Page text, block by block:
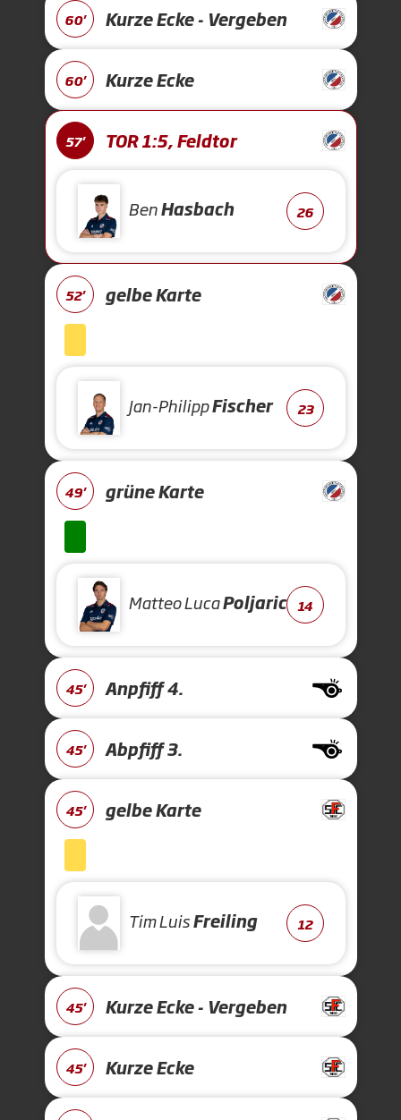
60' Kurze Ecke - Vergeben
60' Kurze Ecke
57' TOR 1:5, Feldtor
BenHasbach 26
52' gelbe Karte
Jan-PhilippFischer 23
49' grüne Karte
Matteo LucaPoljaric 14
45' Anpfiff 4.
45' Abpfiff 3.
45' gelbe Karte
Tim LuisFreiling 12
45' Kurze Ecke - Vergeben
45' Kurze Ecke